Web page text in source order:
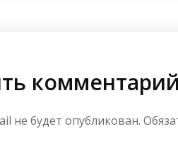
комментарий
не будет опубликован.